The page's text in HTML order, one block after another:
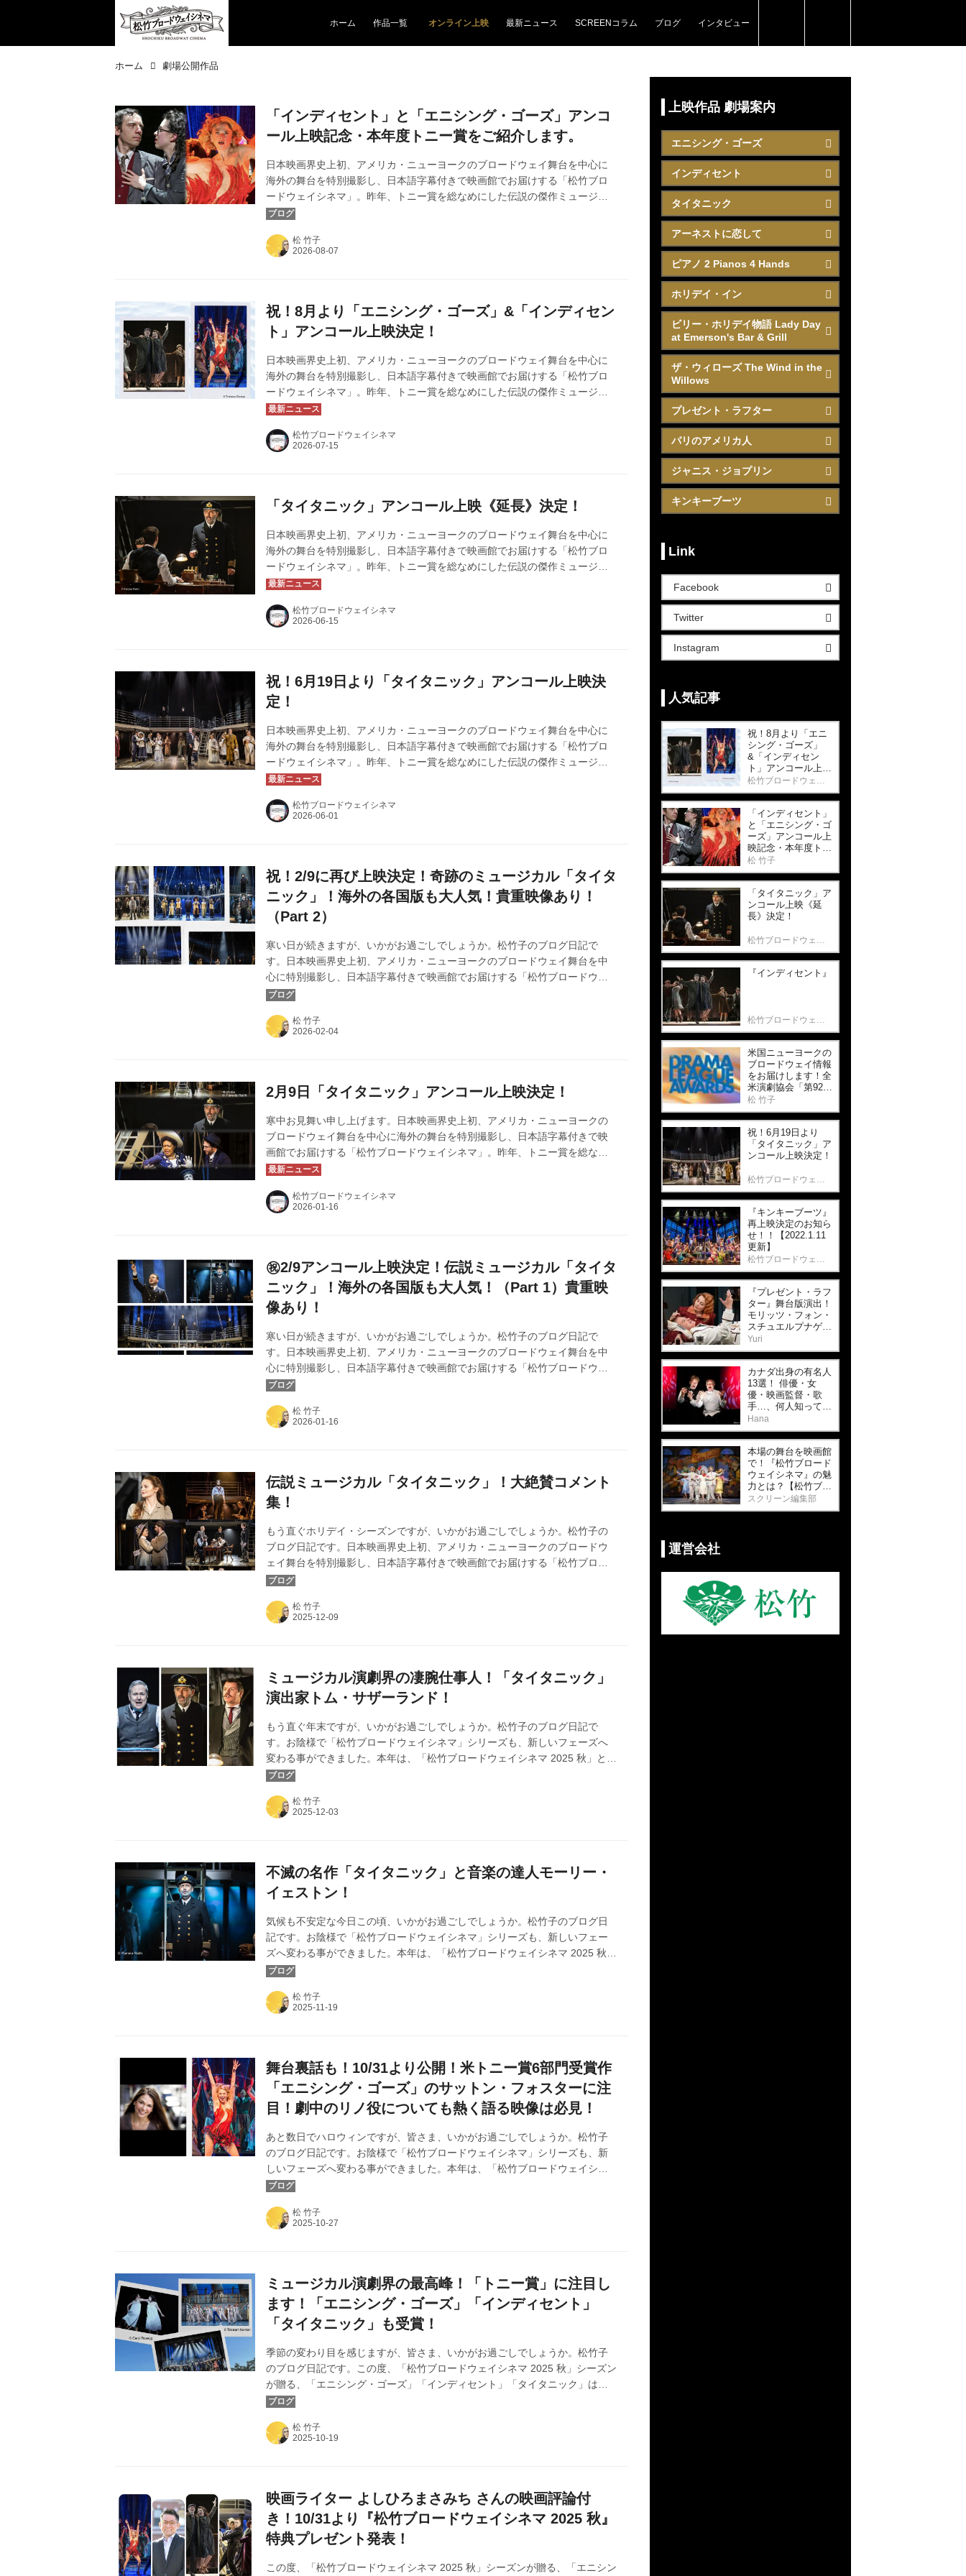
ホーム 作品一覧 オンライン上映 最新ニュース SCREENコラム ブログ インタビュー
ホーム 劇場公開作品
「インディセント」と「エニシング・ゴーズ」アンコ
ール上映記念・本年度トニー賞をご紹介します。
日本映画界史上初、アメリカ・ニューヨークのブロードウェイ舞台を中心に
海外の舞台を特別撮影し、日本語字幕付きで映画館でお届けする「松竹ブロ
ードウェイシネマ」。昨年、トニー賞を総なめにした伝説の傑作ミュージカ
ル3作品を「松竹ブロードウェイシネマ 2025 秋」として全国順次公開し、 第
全国ミニシアターランキング初登場トップ4位で大ヒット公開いたしました。
そして第2弾「インディセント」は城田優さん（俳優）からも大絶賛をいただ
松 竹子
祝！8月より「エニシング・ゴーズ」&「インディセン
ト」アンコール上映決定！
日本映画界史上初、アメリカ・ニューヨークのブロードウェイ舞台を中心に
海外の舞台を特別撮影し、日本語字幕付きで映画館でお届けする「松竹ブロ
ードウェイシネマ」。昨年、トニー賞を総なめにした伝説の傑作ミュージカ
ル3作品を「松竹ブロードウェイシネマ 2025 秋」として全国順次公開し、 第
全国ミニシアターランキング初登場トップ4位で大ヒット公開いたしました！
そして第2弾「インディセント」は城田優さん（俳優）からも大絶賛をいただ
松竹ブロードウェイシネマ
「タイタニック」アンコール上映《延長》決定！
日本映画界史上初、アメリカ・ニューヨークのブロードウェイ舞台を中心に
海外の舞台を特別撮影し、日本語字幕付きで映画館でお届けする「松竹ブロ
ードウェイシネマ」。昨年、トニー賞を総なめにした伝説の傑作ミュージカ
ル3作品を「松竹ブロードウェイシネマ 2025 秋」として全国順次公開し、 第
ニシアターランキング初登場トップ5位で大ヒット公開いたしました！改めて
皆様へ御礼申し上げます。ご好評につき、下記の内容でアンコール上映を開
松竹ブロードウェイシネマ
祝！6月19日より「タイタニック」アンコール上映決
定！
日本映画界史上初、アメリカ・ニューヨークのブロードウェイ舞台を中心に
海外の舞台を特別撮影し、日本語字幕付きで映画館でお届けする「松竹ブロ
ードウェイシネマ」。昨年、トニー賞を総なめにした伝説の傑作ミュージカ
ル3作品を「松竹ブロードウェイシネマ 2025 秋」として全国順次公開し、 第
ニシアターランキング初登場トップ5位で大ヒット公開いたしました！改めて
皆様へ御礼申し上げます。ご好評につき、下記の内容でアンコール上映を開
松竹ブロードウェイシネマ
祝！2/9に再び上映決定！奇跡のミュージカル「タイタ
ニック」！海外の各国版も大人気！貴重映像あり！
（Part 2）
寒い日が続きますが、いかがお過ごしでしょうか。松竹子のブログ日記で
す。日本映画界史上初、アメリカ・ニューヨークのブロードウェイ舞台を中
心に特別撮影し、日本語字幕付きで映画館でお届けする「松竹ブロードウェ
イシネマ」。昨年、トニー賞を総なめにした、伝説の傑作ミュージカル3作品
タニック」は、長編映画と混ざり、唯一のODS映画として、全国ミニシアタ
ーランキング初登場トップ5位で大ヒット公開いたしました！改めて皆様へ御
松 竹子
2月9日「タイタニック」アンコール上映決定！
寒中お見舞い申し上げます。日本映画界史上初、アメリカ・ニューヨークの
ブロードウェイ舞台を中心に海外の舞台を特別撮影し、日本語字幕付きで映
画館でお届けする「松竹ブロードウェイシネマ」。昨年、トニー賞を総なめ
にした伝説の傑作ミュージカル3作品を「松竹ブロードウェイシネマ 2025
唯一のODS映画として、全国ミニシアターランキング初登場トップ5位で大ヒ
ット公開いたしました！改めて皆様へ御礼申し上げます。ご好評につき、下
松竹ブロードウェイシネマ
㊗2/9アンコール上映決定！伝説ミュージカル「タイタ
ニック」！海外の各国版も大人気！（Part 1）貴重映
像あり！
寒い日が続きますが、いかがお過ごしでしょうか。松竹子のブログ日記で
す。日本映画界史上初、アメリカ・ニューヨークのブロードウェイ舞台を中
心に特別撮影し、日本語字幕付きで映画館でお届けする「松竹ブロードウェ
イシネマ」。昨年、トニー賞を総なめにした、伝説の傑作ミュージカル3作品
タニック」は、長編映画と混ざり、唯一のODS映画として、全国ミニシアタ
ーランキング初登場トップ5位で大ヒット公開いたしました！改めて皆様へ御
松 竹子
伝説ミュージカル「タイタニック」！大絶賛コメント
集！
もう直ぐホリデイ・シーズンですが、いかがお過ごしでしょうか。松竹子の
ブログ日記です。日本映画界史上初、アメリカ・ニューヨークのブロードウ
ェイ舞台を特別撮影し、日本語字幕付きで映画館でお届けする「松竹ブロー
ドウェイシネマ」。2017年の特別上映の成功を受け、2019年4月からシリー
ージカル3作品「エニシング・ゴーズ」「インディセント」「タイタニック」
を「松竹ブロードウェイシネマ 2025 秋」として、全国順次公開しています。
松 竹子
ミュージカル演劇界の凄腕仕事人！「タイタニック」
演出家トム・サザーランド！
もう直ぐ年末ですが、いかがお過ごしでしょうか。松竹子のブログ日記で
す。お陰様で「松竹ブロードウェイシネマ」シリーズも、新しいフェーズへ
変わる事ができました。本年は、「松竹ブロードウェイシネマ 2025 秋」と改
名して、トニー賞受賞の大ヒット・ミュージカル演劇の舞台３作品、「エニ
様へシーズン公開にてお届けしています。今回は、大ヒット公開中・本シー
ズンのファイナル章「タイタニック」の「凄腕・演出家」トム・サザーラン
松 竹子
不滅の名作「タイタニック」と音楽の達人モーリー・
イェストン！
気候も不安定な今日この頃、いかがお過ごしでしょうか。松竹子のブログ日
記です。お陰様で「松竹ブロードウェイシネマ」シリーズも、新しいフェー
ズへ変わる事ができました。本年は、「松竹ブロードウェイシネマ 2025 秋」
と改名して、トニー賞受賞の大ヒット・ミュージカル演劇の舞台３作品、
を、皆様へシーズン公開にてお届けしています。今回は、11月28日より公
開・本シーズンのファイナル章「タイタニック」の「音楽界の師匠」モーリ
松 竹子
舞台裏話も！10/31より公開！米トニー賞6部門受賞作
「エニシング・ゴーズ」のサットン・フォスターに注
目！劇中のリノ役についても熱く語る映像は必見！
あと数日でハロウィンですが、皆さま、いかがお過ごしでしょうか。松竹子
のブログ日記です。お陰様で「松竹ブロードウェイシネマ」シリーズも、新
しいフェーズへ変わる事ができました。本年は、「松竹ブロードウェイシネ
マ 2025 秋」と改名して、トニー賞受賞の大ヒット・ミュージカル演劇の舞台
ODS映画を、10月31日皮切りに、皆様へシーズン公開にてお届けする予定で
す。今回は、天真爛漫な役を見事にこなす「エニシング・ゴーズ」主演のサ
松 竹子
ミュージカル演劇界の最高峰！「トニー賞」に注目し
ます！「エニシング・ゴーズ」「インディセント」
「タイタニック」も受賞！
季節の変わり目を感じますが、皆さま、いかがお過ごしでしょうか。松竹子
のブログ日記です。この度、「松竹ブロードウェイシネマ 2025 秋」シーズン
が贈る、「エニシング・ゴーズ」「インディセント」「タイタニック」は、
10月31日（金）を皮切りに、全国順次各1週間限定特別公開いたします。各作
います。今回は、その「トニー賞」に2025年版ブログで迫ります！どうぞよ
ろしくお願いいたします。
松 竹子
映画ライター よしひろまさみち さんの映画評論付
き！10/31より『松竹ブロードウェイシネマ 2025 秋』
特典プレゼント発表！
この度、「松竹ブロードウェイシネマ 2025 秋」シーズンが贈る、「エニシン
上映作品 劇場案内
エニシング・ゴーズ
インディセント
タイタニック
アーネストに恋して
ピアノ 2 Pianos 4 Hands
ホリデイ・イン
ビリー・ホリデイ物語 Lady Day
at Emerson's Bar & Grill
ザ・ウィローズ The Wind in the
Willows
プレゼント・ラフター
パリのアメリカ人
ジャニス・ジョプリン
キンキーブーツ
Link
Facebook
Twitter
Instagram
人気記事
祝！8月より「エニ
シング・ゴーズ」
&「インディセン
ト」アンコール上映
決定！
松竹ブロードウェイシネマ
「インディセント」
と「エニシング・ゴ
ーズ」アンコール上
映記念・本年度トニ
ー賞をご紹介しま
す。
松 竹子
「タイタニック」ア
ンコール上映《延
長》決定！
松竹ブロードウェイシネマ
『インディセント』
松竹ブロードウェイシネマ
米国ニューヨークの
ブロードウェイ情報
をお届けします！全
米演劇協会「第92回
ドラマリーグ・アワ
ード」と歴史ある劇
場「パレス・シアタ
ー」最新作！
松 竹子
祝！6月19日より
「タイタニック」ア
ンコール上映決定！
松竹ブロードウェイシネマ
『キンキーブーツ』
再上映決定のお知ら
せ！！【2022.1.11
更新】
松竹ブロードウェイシネマ
『プレゼント・ラフ
ター』舞台版演出！
モリッツ・フォン・
スチュエルプナゲル
さんに注目（前半）
Yuri
カナダ出身の有名人
13選！ 俳優・女
優・映画監督・歌
手…、何人知って
る？【前編】
Hana
本場の舞台を映画館
で！『松竹ブロード
ウェイシネマ』の魅
力とは？【松竹ブロ
ードウェイシネマ
コラムvol.1】
スクリーン編集部
運営会社